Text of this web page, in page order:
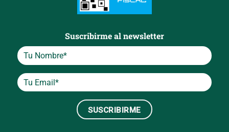
Suscribirme al newsletter